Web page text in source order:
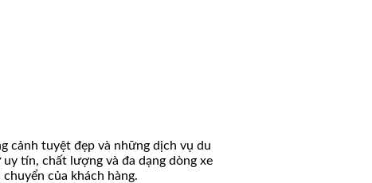
cảnh tuyệt đẹp và những dịch vụ du
tín, chất lượng và đa dạng dòng xe
của khách hàng.